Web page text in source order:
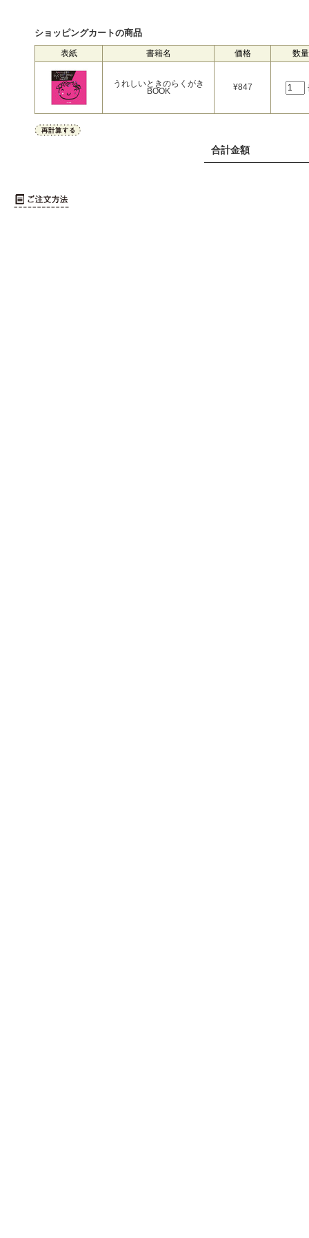
ショッピングカートの商品
表紙 書籍名 価格 数量
うれしいときのらくがき
BOOK ¥847
合計金額